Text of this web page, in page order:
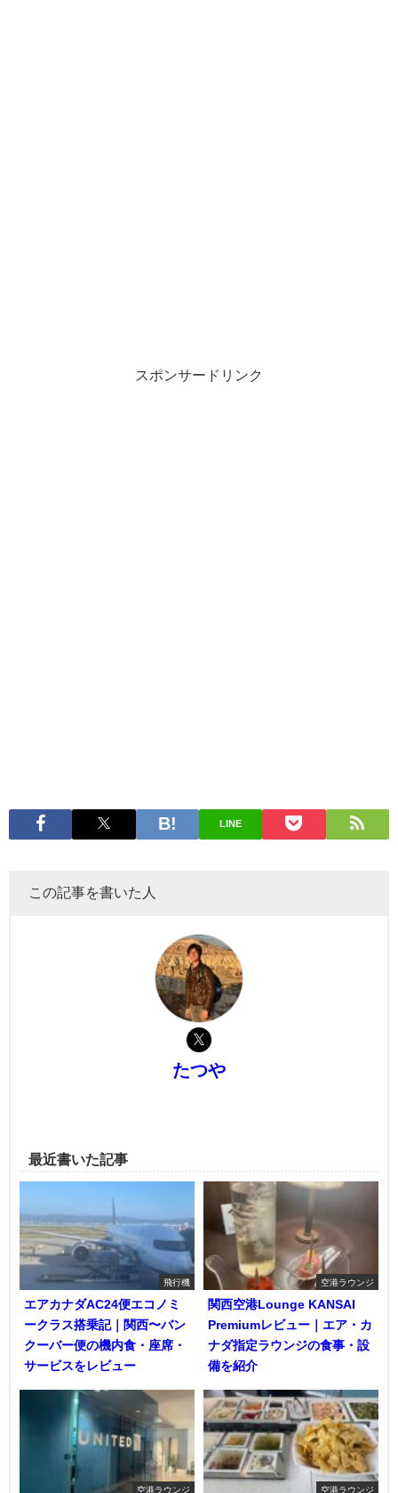
スポンサードリンク
LINE
この記事を書いた人
たつや
最近書いた記事
飛行機
エアカナダAC24便エコノミ
ークラス搭乗記｜関西〜バン
クーバー便の機内食・座席・
サービスをレビュー
空港ラウンジ
関西空港Lounge KANSAI
Premiumレビュー｜エア・カ
ナダ指定ラウンジの食事・設
備を紹介
空港ラウンジ 空港ラウンジ